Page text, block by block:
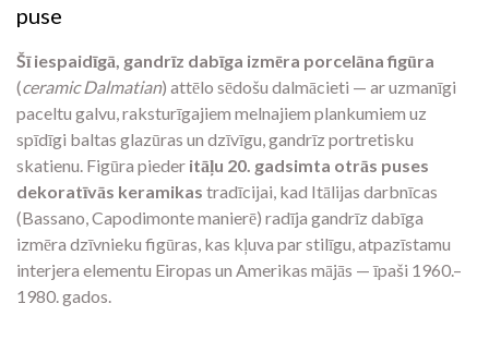
puse
Šī iespaidīgā, gandrīz dabīga izmēra porcelāna figūra
(ceramic Dalmatian) attēlo sēdošu dalmācieti — ar uzmanīgi
paceltu galvu, raksturīgajiem melnajiem plankumiem uz
spīdīgi baltas glazūras un dzīvīgu, gandrīz portretisku
skatienu. Figūra pieder itāļu 20. gadsimta otrās puses
dekoratīvās keramikas tradīcijai, kad Itālijas darbnīcas
(Bassano, Capodimonte manierē) radīja gandrīz dabīga
izmēra dzīvnieku figūras, kas kļuva par stilīgu, atpazīstamu
interjera elementu Eiropas un Amerikas mājās — īpaši 1960.–
1980. gados.